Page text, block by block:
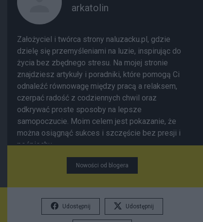
arkatolin
Założyciel i twórca strony naluzacku.pl, gdzie
dzielę się przemyśleniami na luzie, inspirując do
życia bez zbędnego stresu. Na mojej stronie
znajdziesz artykuły i poradniki, które pomogą Ci
odnaleźć równowagę między pracą a relaksem,
czerpać radość z codziennych chwil oraz
odkrywać proste sposoby na lepsze
samopoczucie. Moim celem jest pokazanie, że
można osiągnąć sukces i szczęście bez presji i
pośpiechu.
Nowości od blogera
Udostępnij Udostępnij